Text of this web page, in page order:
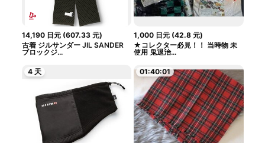
14,190 日元(607.33 元)
古着 ジルサンダー JIL SANDER
ブロックジ...
1,000 日元 (42.8 元)
★コレクター必見！！ 当時物 未
使用 鬼退治...
4 天 01:40:00